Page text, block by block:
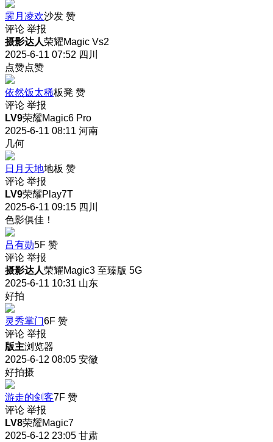
霁月凌欢沙发 赞
评论 举报
摄影达人荣耀Magic Vs2
2025-6-11 07:52 四川
点赞点赞
依然饭太稀板凳 赞
评论 举报
LV9荣耀Magic6 Pro
2025-6-11 08:11 河南
几何
日月天地地板 赞
评论 举报
LV9荣耀Play7T
2025-6-11 09:15 四川
色影俱佳！
吕有勋5F 赞
评论 举报
摄影达人荣耀Magic3 至臻版 5G
2025-6-11 10:31 山东
好拍
灵秀掌门6F 赞
评论 举报
版主浏览器
2025-6-12 08:05 安徽
好拍摄
游走的剑客7F 赞
评论 举报
LV8荣耀Magic7
2025-6-12 23:05 甘肃